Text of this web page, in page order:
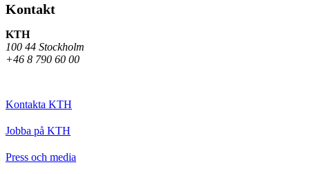
Kontakt
KTH
100 44 Stockholm
+46 8 790 60 00
Kontakta KTH
Jobba på KTH
Press och media